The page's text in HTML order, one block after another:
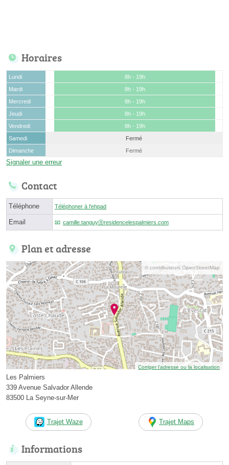
Horaires
Lundi
8h - 19h
Mardi
8h - 19h
Mercredi
8h - 19h
Jeudi
8h - 19h
Vendredi
8h - 19h
Samedi
Fermé
Dimanche
Fermé
Signaler une erreur
Contact
Téléphone Téléphoner à l'ehpad
Email camille.tanguyⓐresidencelespalmiers.com
Plan et adresse
© contributeurs OpenStreetMap
Corriger l’adresse ou la localisation
Les Palmiers
339 Avenue Salvador Allende
83500 La Seyne-sur-Mer
Trajet Waze Trajet Maps
Informations